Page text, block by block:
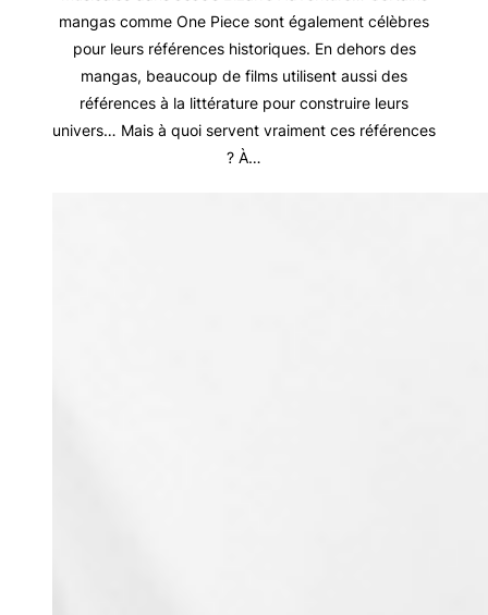
mangas comme One Piece sont également célèbres
pour leurs références historiques. En dehors des
mangas, beaucoup de films utilisent aussi des
références à la littérature pour construire leurs
univers… Mais à quoi servent vraiment ces références
? À…